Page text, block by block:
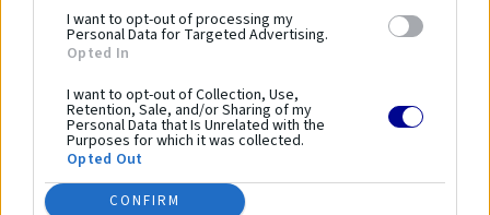
I want to opt-out of processing my
Personal Data for Targeted Advertising.
Opted In
I want to opt-out of Collection, Use,
Retention, Sale, and/or Sharing of my
Personal Data that Is Unrelated with the
Purposes for which it was collected.
Opted Out
CONFIRM
Výška zariadenia:
0 cm
Výška voľného pádu:
0 cm
Dĺžka bezpečnostnej zóny: 0 cm
Šírka bezpečnostnej zóny:
0 cm
Plocha bezpečnostnej zóny: